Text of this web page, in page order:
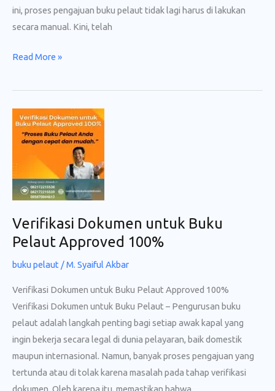
ini, proses pengajuan buku pelaut tidak lagi harus di lakukan
secara manual. Kini, telah
Prosedur
Pelaut
Approved
100%
Read More »
Verifikasi Dokumen untuk Buku
Pelaut Approved 100%
buku pelaut /M. Syaiful Akbar
Verifikasi Dokumen untuk Buku Pelaut Approved 100%
Verifikasi Dokumen untuk Buku Pelaut – Pengurusan buku
pelaut adalah langkah penting bagi setiap awak kapal yang
ingin bekerja secara legal di dunia pelayaran, baik domestik
maupun internasional. Namun, banyak proses pengajuan yang
tertunda atau di tolak karena masalah pada tahap verifikasi